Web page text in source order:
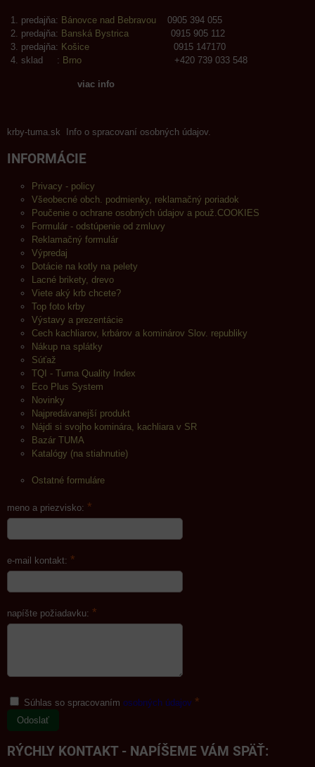
predajňa: Bánovce nad Bebravou 0905 394 055
predajňa: Banská Bystrica 0915 905 112
predajňa: Košice 0915 147170
sklad : Brno +420 739 033 548
viac info
krby-tuma.sk Info o spracovaní osobných údajov.
INFORMÁCIE
Privacy - policy
Všeobecné obch. podmienky, reklamačný poriadok
Poučenie o ochrane osobných údajov a použ.COOKIES
Formulár - odstúpenie od zmluvy
Reklamačný formulár
Výpredaj
Dotácie na kotly na pelety
Lacné brikety, drevo
Viete aký krb chcete?
Top foto krby
Výstavy a prezentácie
Cech kachliarov, krbárov a kominárov Slov. republiky
Nákup na splátky
Súťaž
TQI - Tuma Quality Index
Eco Plus System
Novinky
Najpredávanejší produkt
Nájdi si svojho kominára, kachliara v SR
Bazár TUMA
Katalógy (na stiahnutie)
Ostatné formuláre
meno a priezvisko: *
e-mail kontakt: *
napíšte požiadavku: *
Súhlas so spracovaním osobných údajov *
Odoslať
RÝCHLY KONTAKT - NAPÍŠEME VÁM SPÄŤ: